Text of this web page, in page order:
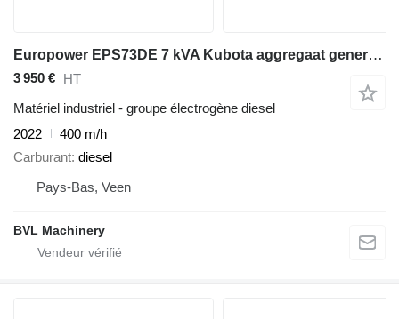
Europower EPS73DE 7 kVA Kubota aggregaat generatorset
3 950 € HT
Matériel industriel - groupe électrogène diesel
2022
400 m/h
Carburant diesel
Pays-Bas, Veen
BVL Machinery